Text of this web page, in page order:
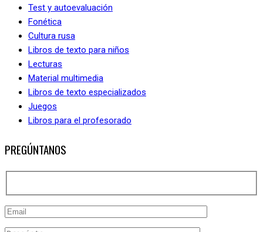
Test y autoevaluación
Fonética
Cultura rusa
Libros de texto para niños
Lecturas
Material multimedia
Libros de texto especializados
Juegos
Libros para el profesorado
PREGÚNTANOS